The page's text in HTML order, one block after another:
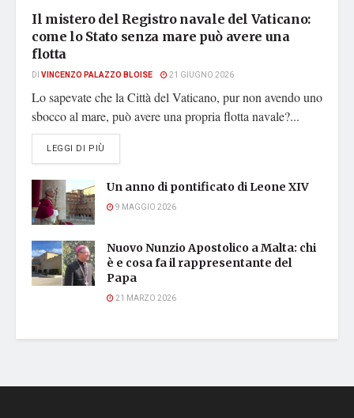
Il mistero del Registro navale del Vaticano:
come lo Stato senza mare può avere una
flotta
DI VINCENZO PALAZZO BLOISE 21 GIUGNO 2026
Lo sapevate che la Città del Vaticano, pur non avendo uno
sbocco al mare, può avere una propria flotta navale?...
LEGGI DI PIÙ
Un anno di pontificato di Leone XIV
9 MAGGIO 2026
Nuovo Nunzio Apostolico a Malta: chi
è e cosa fa il rappresentante del
Papa
21 MARZO 2026